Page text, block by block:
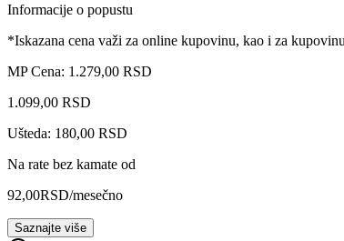
Informacije o popustu
*Iskazana cena važi za online kupovinu, kao i za
MP Cena: 1.279,00 RSD
1.099,00 RSD
Ušteda: 180,00 RSD
Na rate bez kamate od
92,00RSD/mesečno
Saznajte više